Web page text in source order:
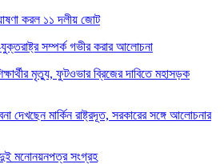
করল ১১ দলীয় জোট
সম্পর্ক গভীর করার আলোচনা
মৃত্যু, ফুটওভার ব্রিজের দাবিতে মহাসড়ক
দেখছেন মার্কিন রাষ্ট্রদূত, সরকারের সঙ্গে আলোচনার
দুই মনোনয়নপত্র সংগ্রহ